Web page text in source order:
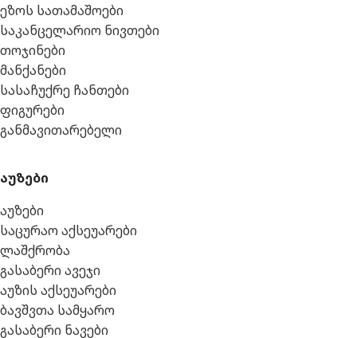
ეზოს სათამაშოები
საკანცელარიო ნივთები
თოჯინები
მანქანები
სასაჩუქრე ჩანთები
ფიგურები
განმავითარებელი
აუზები
აუზები
საცურაო აქსეუარები
ლაშქრობა
გასაბერი ავეჯი
აუზის აქსეუარები
ბავშვთა სამყარო
გასაბერი ნავები